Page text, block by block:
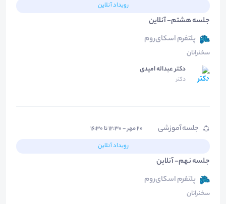
رویداد آنلاین
جلسه هشتم- آنلاین
پلتفرم اسکای‌روم
سخنرانان
دکتر عبداله امیدی
دکتر
جلسه آموزشی
۲۰ مهر - ۱۲:۳۰ تا ۱۶:۳۰
رویداد آنلاین
جلسه نهم- آنلاین
پلتفرم اسکای‌روم
سخنرانان